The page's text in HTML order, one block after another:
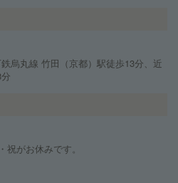
烏丸線 竹田（京都）駅徒歩13分、近
がお休みです。